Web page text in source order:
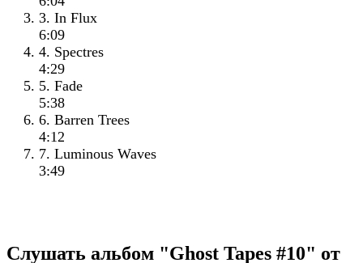
3. In Flux
6:09
4. Spectres
4:29
5. Fade
5:38
6. Barren Trees
4:12
7. Luminous Waves
3:49
Слушать альбом "Ghost Tapes #10" от